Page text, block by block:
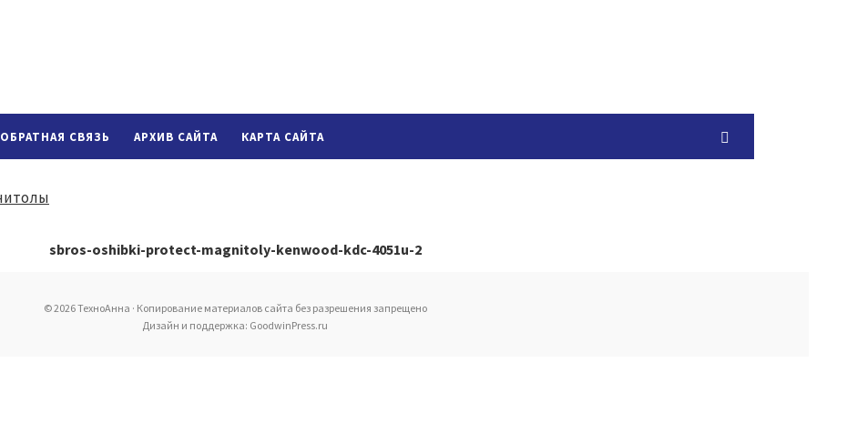
ОБРАТНАЯ СВЯЗЬ АРХИВ САЙТА КАРТА САЙТА
sbros-oshibki-protect-magnitoly-kenwood-kdc-4051u-2
© 2026 ТехноАнна · Копирование материалов сайта без разрешения запрещено
Дизайн и поддержка: GoodwinPress.ru